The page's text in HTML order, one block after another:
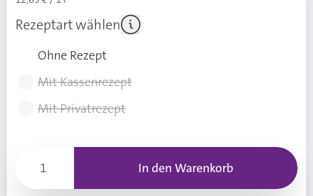
Rezeptart wählen
Ohne Rezept
Mit Kassenrezept
Mit Privatrezept
In den Warenkorb